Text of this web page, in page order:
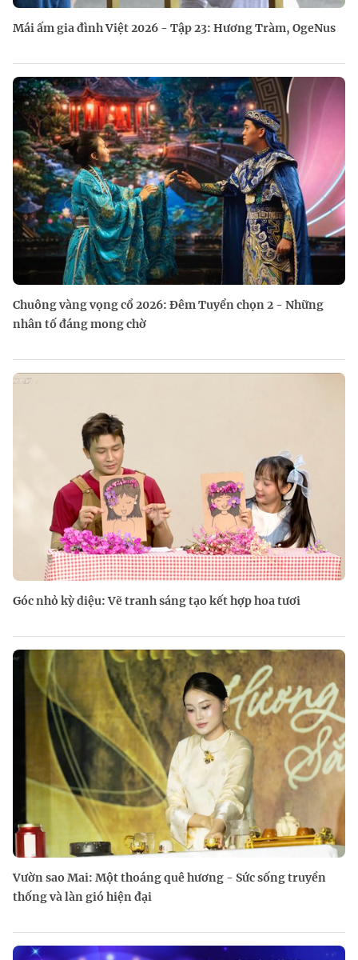
Mái ấm gia đình Việt 2026 - Tập 23: Hương Tràm, OgeNus
Chuông vàng vọng cổ 2026: Đêm Tuyển chọn 2 - Những
nhân tố đáng mong chờ
Góc nhỏ kỳ diệu: Vẽ tranh sáng tạo kết hợp hoa tươi
Vườn sao Mai: Một thoáng quê hương - Sức sống truyền
thống và làn gió hiện đại